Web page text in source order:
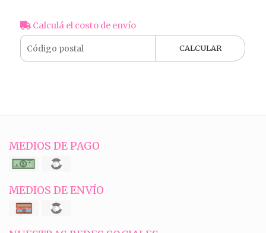
Calculá el costo de envío
CALCULAR
MEDIOS DE PAGO
MEDIOS DE ENVÍO